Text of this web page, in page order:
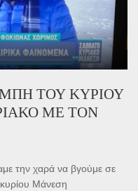
ΤΟΥ ΚΥΡΊΟΥ
ΜΕ ΤΟΝ
την χαρά να βγούμε σε
Μάνεση